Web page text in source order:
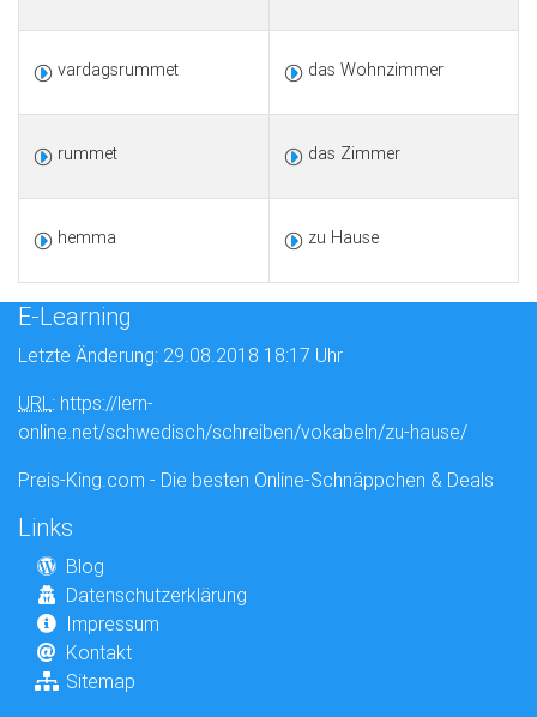
vardagsrummet das Wohnzimmer
rummet das Zimmer
hemma zu Hause
E-Learning
Letzte Änderung: 29.08.2018 18:17 Uhr
URL: https://lern-
online.net/schwedisch/schreiben/vokabeln/zu-hause/
Preis-King.com - Die besten Online-Schnäppchen & Deals
Links
Blog
Datenschutzerklärung
Impressum
Kontakt
Sitemap